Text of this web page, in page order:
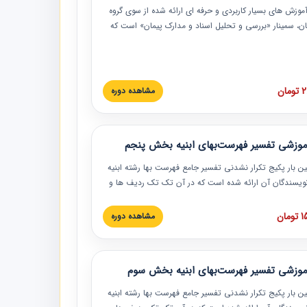
های بسیار کاربردی و حرفه‏ ای ارائه شده از سوی گروه
سمینار «بررسی و تحلیل اسناد و مدارک پیمان» است که
این خصوص ارائه شده است.
مشاهده دوره
تفسیر فهرست‌بهای ابنیه بخش پنجم
بار پکیج تکرار نشدنی تفسیر جامع فهرست بها رشته ابنیه
نویسندگان آن ارائه شده است که در آن تک تک ردیف ها و
و به همراه تصاویر عملیات اجرایی مرتبط با ردیف های
بها ارائه شده است. این دوره با کلام مهندس
مدیر پروژه مهندسی مشاور در امر بازنگری فهرست
حال فعالیت هستند حتما توصیه می کنیم از مطالب این
نمایند.
مشاهده دوره
تفسیر فهرست‌بهای ابنیه بخش سوم
بار پکیج تکرار نشدنی تفسیر جامع فهرست بها رشته ابنیه